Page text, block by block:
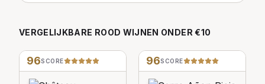
VERGELIJKBARE ROOD WIJNEN ONDER €10
96SCORE 96SCORE